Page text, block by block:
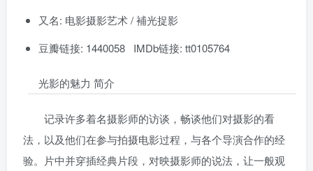
又名: 电影摄影艺术 / 補光捉影
豆瓣链接: 1440058 IMDb链接: tt0105764
光影的魅力 简介
记录许多着名摄影师的访谈，畅谈他们对摄影的看
法，以及他们在参与拍摄电影过程，与各个导演合作的经
验。片中并穿插经典片段，对映摄影师的说法，让一般观